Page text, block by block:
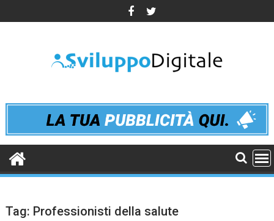
to
Tag: Professionisti della salute